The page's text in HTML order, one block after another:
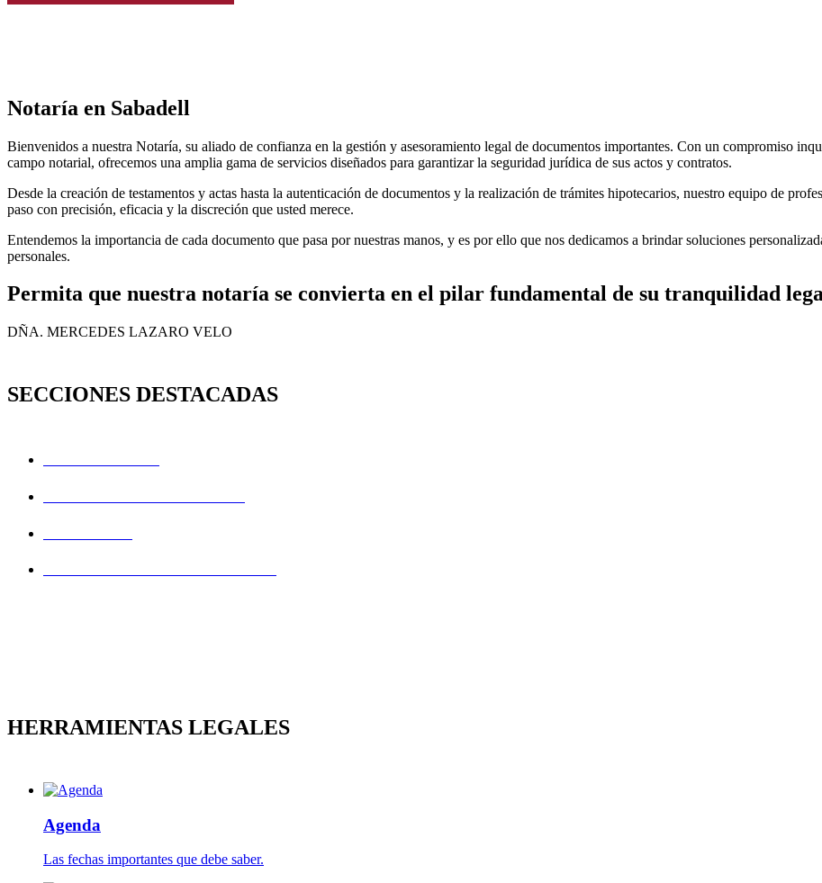
Notaría en Sabadell
Bienvenidos a nuestra Notaría, su aliado de confianza en la gestión y asesoramiento legal de documentos importantes. Con un compromiso
campo notarial, ofrecemos una amplia gama de servicios diseñados para garantizar la seguridad jurídica de sus actos y contratos.
Desde la creación de testamentos y actas hasta la autenticación de documentos y la realización de trámites hipotecarios, nuestro equipo de
paso con precisión, eficacia y la discreción que usted merece.
Entendemos la importancia de cada documento que pasa por nuestras manos, y es por ello que nos dedicamos a brindar soluciones
personales.
Permita que nuestra notaría se convierta en el pilar fundamental de su tranquilidad
DÑA. MERCEDES LAZARO VELO
SECCIONES DESTACADAS
HERRAMIENTAS LEGALES
Agenda
Las fechas importantes que debe saber.